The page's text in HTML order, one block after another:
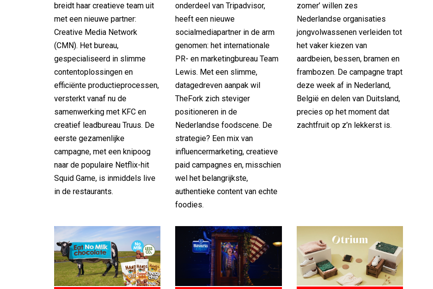
breidt haar creatieve team uit
met een nieuwe partner:
Creative Media Network
(CMN). Het bureau,
gespecialiseerd in slimme
contentoplossingen en
efficiënte productieprocessen,
versterkt vanaf nu de
samenwerking met KFC en
creatief leadbureau Truus. De
eerste gezamenlijke
campagne, met een knipoog
naar de populaire Netflix-hit
Squid Game, is inmiddels live
in de restaurants.
onderdeel van Tripadvisor,
heeft een nieuwe
socialmediapartner in de arm
genomen: het internationale
PR- en marketingbureau Team
Lewis. Met een slimme,
datagedreven aanpak wil
TheFork zich steviger
positioneren in de
Nederlandse foodscene. De
strategie? Een mix van
influencermarketing, creatieve
paid campagnes en, misschien
wel het belangrijkste,
authentieke content van echte
foodies.
zomer’ willen zes
Nederlandse organisaties
jongvolwassenen verleiden tot
het vaker kiezen van
aardbeien, bessen, bramen en
frambozen. De campagne trapt
deze week af in Nederland,
België en delen van Duitsland,
precies op het moment dat
zachtfruit op z’n lekkerst is.